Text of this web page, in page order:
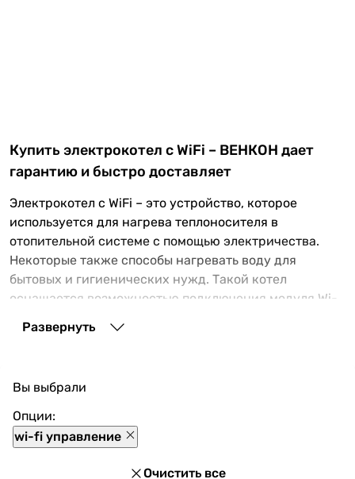
Купить электрокотел с WiFi – ВЕНКОН дает
гарантию и быстро доставляет
Электрокотел с WiFi – это устройство, которое
используется для нагрева теплоносителя в
отопительной системе с помощью электричества.
Некоторые также способы нагревать воду для
бытовых и гигиенических нужд. Такой котел
оснащается возможностью подключения модуля Wi-
приложение. Этот протокол подключения также
(перед приходом домой), а также контролировать его
состояние и режимы работы, находясь в другом
месте.
Развернуть
Вы выбрали
Опции:
wi-fi управление
Очистить все